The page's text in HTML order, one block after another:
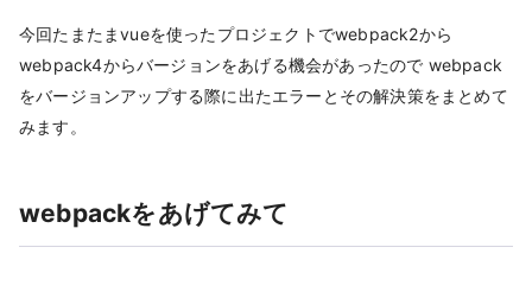
今回たまたまvueを使ったプロジェクトでwebpack2から
webpack4からバージョンをあげる機会があったので webpack
をバージョンアップする際に出たエラーとその解決策をまとめて
みます。
webpackをあげてみて